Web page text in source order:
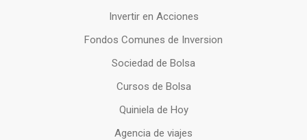
Invertir en Acciones
Fondos Comunes de Inversion
Sociedad de Bolsa
Cursos de Bolsa
Quiniela de Hoy
Agencia de viajes